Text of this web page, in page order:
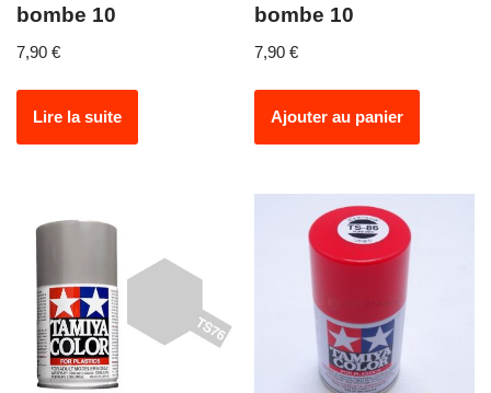
bombe 10
7,90 €
Lire la suite
bombe 10
7,90€
Ajouter au panier